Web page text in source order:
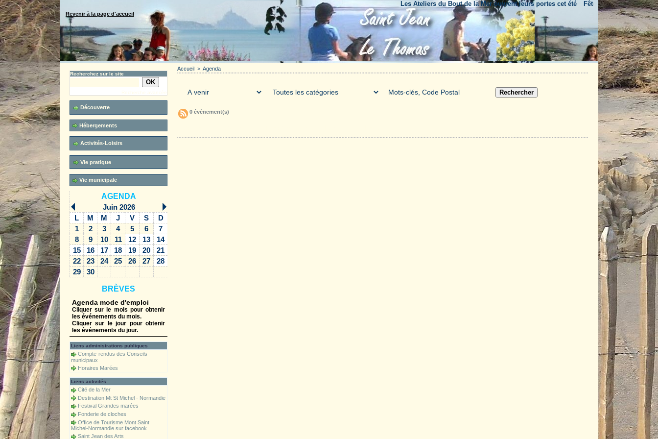
Les Ateliers du Bout de la Mer ouvrent leurs portes cet été Fête nationale & feu d'artifice
Revenir à la page d'accueil
Recherchez sur le site
Recherche avancée
Découverte
Hébergements
Activités-Loisirs
Vie pratique
Vie municipale
AGENDA
Juin 2026
L
M M J V S
D
1
2 3 4 5 6
7
8
9 10 11 12 13
14
15
16 17 18 19 20
21
22
23 24 25 26 27
28
29
30
BRÈVES
Agenda mode d'emploi
Cliquer sur le mois pour obtenir
les événements du mois.
Cliquer sur le jour pour obtenir
les événements du jour.
Liens administrations publiques
Compte-rendus des Conseils
municipaux
Horaires Marées
Liens activités
Cité de la Mer
Destination Mt St Michel - Normandie
Festival Grandes marées
Fonderie de cloches
Office de Tourisme Mont Saint
Michel-Normandie sur facebook
Saint Jean des Arts
Accueil > Agenda
0 évènement(s)